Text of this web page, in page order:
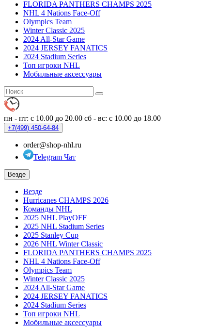
FLORIDA PANTHERS CHAMPS 2025
NHL 4 Nations Face-Off
Olympics Team
Winter Classic 2025
2024 All-Star Game
2024 JERSEY FANATICS
2024 Stadium Series
Топ игроки NHL
Мобильные аксессуары
пн - пт: с 10.00 до 20.00 сб - вс: с 10.00 до 18.00
+7(499) 450-64-84
order@shop-nhl.ru
Telegram Чат
Везде
Везде
Hurricanes CHAMPS 2026
Команды NHL
2025 NHL PlayOFF
2025 NHL Stadium Series
2025 Stanley Cup
2026 NHL Winter Classic
FLORIDA PANTHERS CHAMPS 2025
NHL 4 Nations Face-Off
Olympics Team
Winter Classic 2025
2024 All-Star Game
2024 JERSEY FANATICS
2024 Stadium Series
Топ игроки NHL
Мобильные аксессуары